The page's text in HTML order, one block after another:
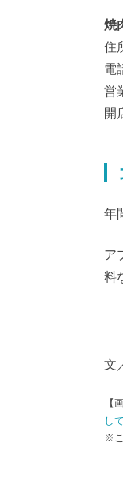
焼
住
電
営
開
年
ア
料
文
【
し
※